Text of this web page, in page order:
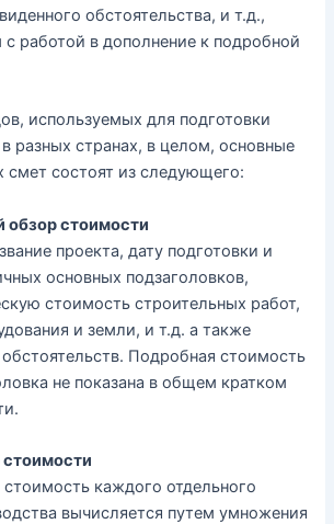
обстоятельства, и т.д.,
с работой в дополнение к подробной
, используемых для подготовки
в разных странах, в целом,основные
сметсостоят из следующего:
обзорстоимости
проекта, дату подготовки и
основных подзаголовков,
стоимость строительных работ,
и земли, и т.д.а также
обстоятельств. Подробная стоимость
не показана в общем кратком
.
стоимости
стоимость каждого отдельного
вычисляется путем умножения